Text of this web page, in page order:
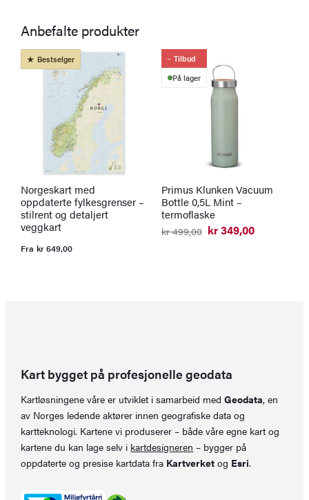
Anbefalte produkter
Bestselger
Norgeskart med
oppdaterte fylkesgrenser –
stilrent og detaljert
veggkart
Fra kr649,00
Tilbud
På lager
Primus Klunken Vacuum
Bottle 0,5L Mint –
termoflaske
kr499,00
Opprinnelig
kr349,00
Nåværende
Kart bygget på profesjonelle geodata
Kartløsningene våre er utviklet i samarbeid medGeodata, en
av Norges ledende aktører innen geografiske data og
kartteknologi. Kartene vi produserer – både våre egne kart og
kartene du kan lage selv i kartdesigneren – bygger på
oppdaterte og presise kartdata fra Kartverket og Esri.